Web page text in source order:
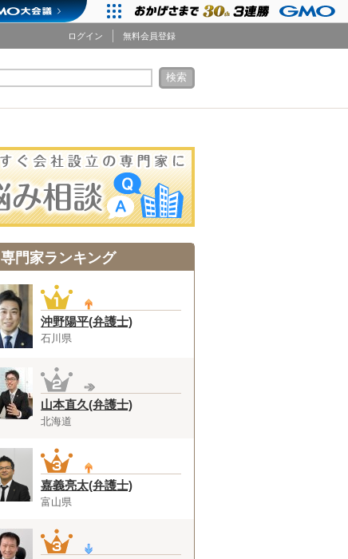
ログイン 無料会員登録
検索
専門家ランキング
沖野陽平(弁護士)
石川県
山本直久(弁護士)
北海道
嘉義亮太(弁護士)
富山県